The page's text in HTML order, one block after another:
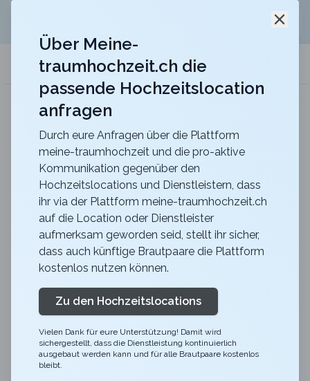
meine-traumhochzeit.ch
ART DECO HOTEL MONTANA
Für eure Hochzeit mit einmaligem Blick auf den
Zurück zur Suche
Theater Casino Zug
4.4
Abendessen
ZG
ZugMerkliste Link teilen
Ihre Hochzeit verdient eine einzigartige Location. Die
wunderschöne Aussicht auf den Zugersee und das
einzigartige Ambiente des Theater Casinos tragen
dazu bei, dass Sie Ihren besonderen Tag nie vergessen
werden. Feiern Sie in unseren originalgetreu und stilvoll
Über Meine-
traumhochzeit.ch die
passende Hochzeitslocation
anfragen
Durch eure Anfragen über die Plattform
meine-traumhochzeit und die pro-aktive
Kommunikation gegenüber den
Hochzeitslocations und Dienstleistern, dass
ihr via der Plattform meine-traumhochzeit.ch
auf die Location oder Dienstleister
aufmerksam geworden seid, stellt ihr sicher,
dass auch künftige Brautpaare die Plattform
kostenlos nutzen können.
Zu den Hochzeitslocations
Vielen Dank für eure Unterstützung! Damit wird
sichergestellt, dass die Dienstleistung kontinuierlich
ausgebaut werden kann und für alle Brautpaare kostenlos
bleibt.